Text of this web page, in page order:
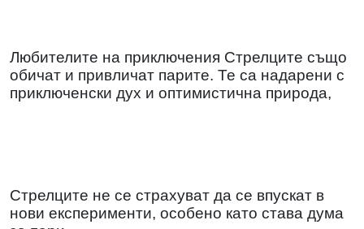
Любителите на приключения Стрелците също
обичат и привличат парите. Те са надарени с
приключенски дух и оптимистична природа,
Стрелците не се страхуват да се впускат в
нови експерименти, особено като става дума